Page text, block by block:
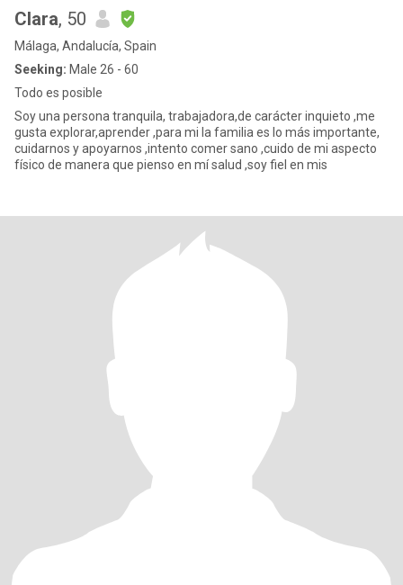
Clara, 50
Málaga, Andalucía, Spain
Seeking: Male 26 - 60
Todo es posible
Soy una persona tranquila, trabajadora,de carácter inquieto ,me
gusta explorar,aprender ,para mi la familia es lo más importante,
cuidarnos y apoyarnos ,intento comer sano ,cuido de mi aspecto
físico de manera que pienso en mí salud ,soy fiel en mis